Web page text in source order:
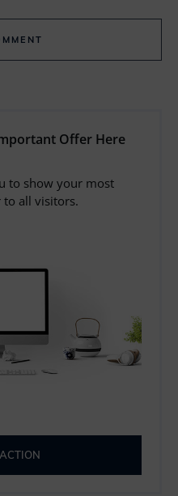
Offer Here
to show your most
all visitors.